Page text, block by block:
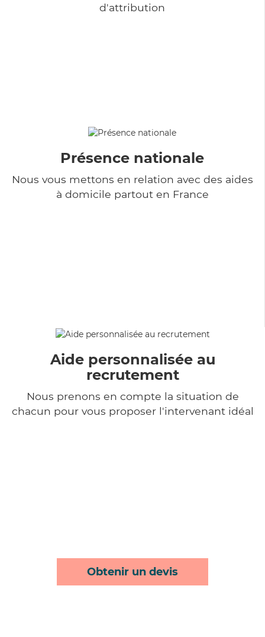
d'attribution
Présence nationale
Nous vous mettons en relation avec des aides
à domicile partout en France
Aide personnalisée au
recrutement
Nous prenons en compte la situation de
chacun pour vous proposer l'intervenant idéal
Obtenir un devis